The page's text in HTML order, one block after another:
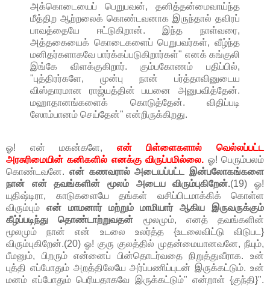
அக்கொடையைப் பெறுபவன், தனித்தன்மைவாய்ந்த
மீத்திற ஆற்றலைக் கொண்டவனாக இருந்தால் தவிரப்
பாவத்தையே ஈட்டுகிறான். இந்த நாள்வரை,
அத்தகையைக் கொடைகளைப் பெறுபவர்கள், வீழ்ந்த
மனிதர்களாகவே பார்க்கப்படுகிறார்கள்" எனக் கங்குலி
இங்கே விளக்குகிறார். கும்பகோணம் பதிப்பில்,
"புத்திரர்களே, முன்பு நான் பர்த்தாவினுடைய
விஸ்தாரமான ராஜ்யத்தின் பயனை அனுபவித்தேன்.
மஹாதானங்களைக் கொடுத்தேன். விதிப்படி
ஸோம்பானம் செய்தேன்" என்றிருக்கிறது.
ஓ! என் மகன்களே, என் பிள்ளைகளால் வெல்லப்பட்ட
அரசுரிமையின் கனிகளில் எனக்கு விருப்பமில்லை. ஓ! பெரும்பலம்
கொண்டவனே. என் கணவரால் அடையப்பட்ட இன்பலோகங்களை
நான் என் தவங்களின் மூலம் அடைய விரும்புகிறேன்.(19) ஓ!
யுதிஷ்டிரா, காடுகளையே தங்கள் வசிப்பிடமாக்கிக் கொள்ள
விரும்பும் என் மாமனார் மற்றும் மாமியார் ஆகிய இருவருக்கும்
கீழ்ப்படிந்து தொண்டாற்றுவதன் மூலமும், எனத் தவங்களின்
மூலமும் நான் என் உடலை உலர்த்த {உடலைவிட்டு விடுபட}
விரும்புகிறேன்.(20) ஓ! குரு குலத்தில் முதன்மையானவனே, நீயும்,
பீமனும், பிறரும் என்னைப் பின்தொடர்வதை நிறுத்துவீராக. உன்
புத்தி எப்போதும் அறத்திலேயே அர்ப்பணிப்புடன் இருக்கட்டும். உன்
மனம் எப்போதும் பெரியதாகவே இருக்கட்டும்" என்றாள் {குந்தி}".